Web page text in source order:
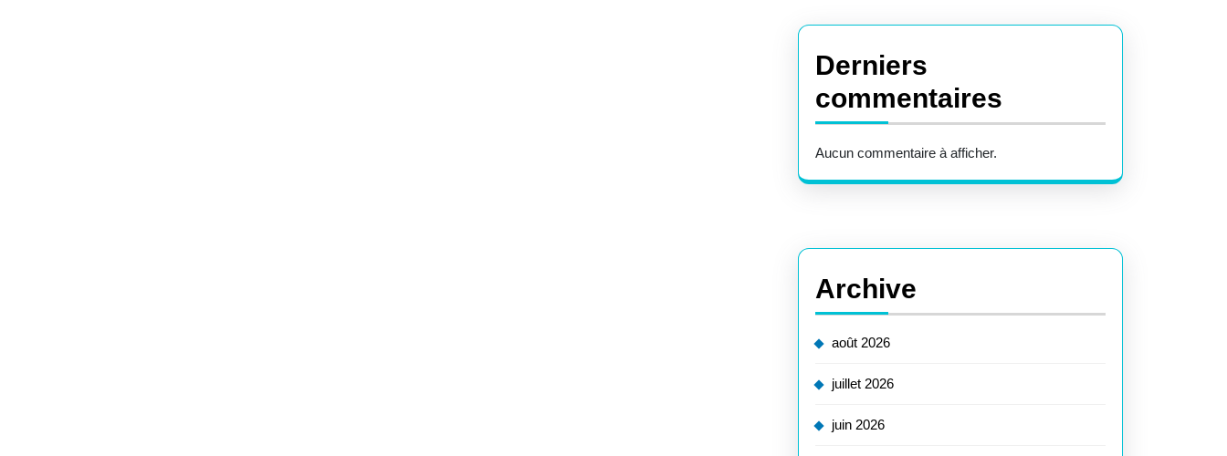
Derniers
commentaires
Aucun commentaire à afficher.
Archive
août 2026
juillet 2026
juin 2026